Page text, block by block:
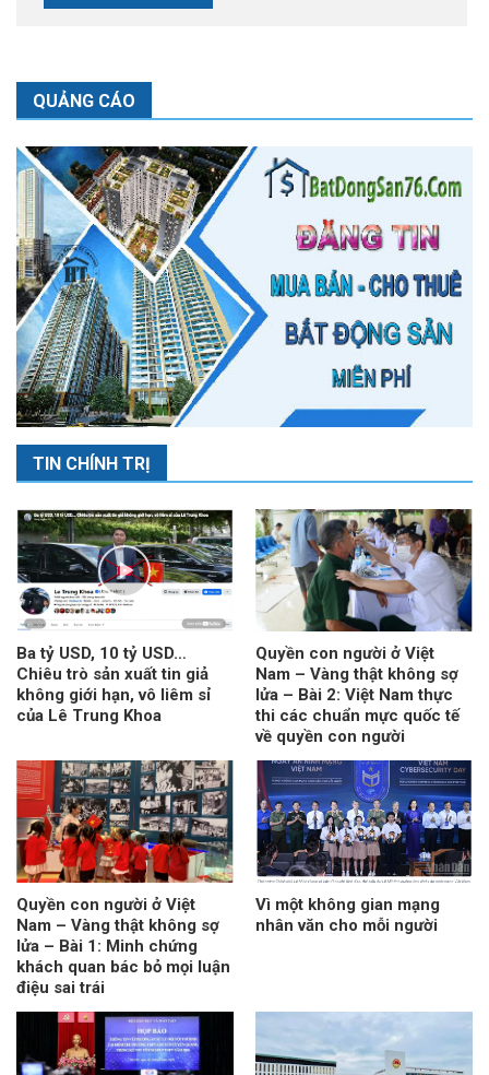
QUẢNG CÁO
TIN CHÍNH TRỊ
Ba tỷ USD, 10 tỷ USD…
Chiêu trò sản xuất tin giả
không giới hạn, vô liêm sỉ
của Lê Trung Khoa
Quyền con người ở Việt
Nam – Vàng thật không sợ
lửa – Bài 2: Việt Nam thực
thi các chuẩn mực quốc tế
về quyền con người
Quyền con người ở Việt
Nam – Vàng thật không sợ
lửa – Bài 1: Minh chứng
khách quan bác bỏ mọi luận
điệu sai trái
Vì một không gian mạng
nhân văn cho mỗi người